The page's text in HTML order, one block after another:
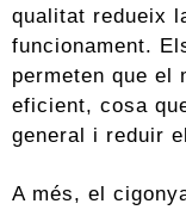
qualitat redueix
funcionament.
permeten que el
eficient, cosa
general i reduir
A més, el